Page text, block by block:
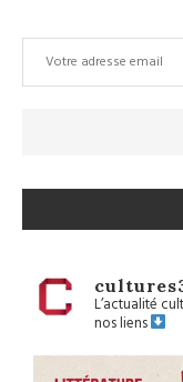
L’actualité
nos liens